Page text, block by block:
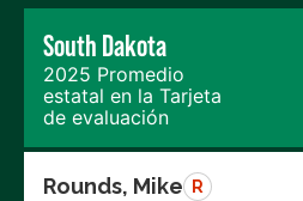
South Dakota
2025 Promedio
estatal en la Tarjeta
de evaluación
Rounds, Mike R